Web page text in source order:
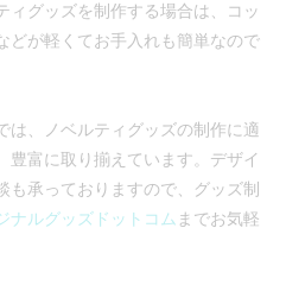
ィグッズを制作する場合は、コッ
どが軽くてお手入れも簡単なので
は、ノベルティグッズの制作に適
豊富に取り揃えています。デザイ
も承っておりますので、グッズ制
ナルグッズドットコム までお気軽